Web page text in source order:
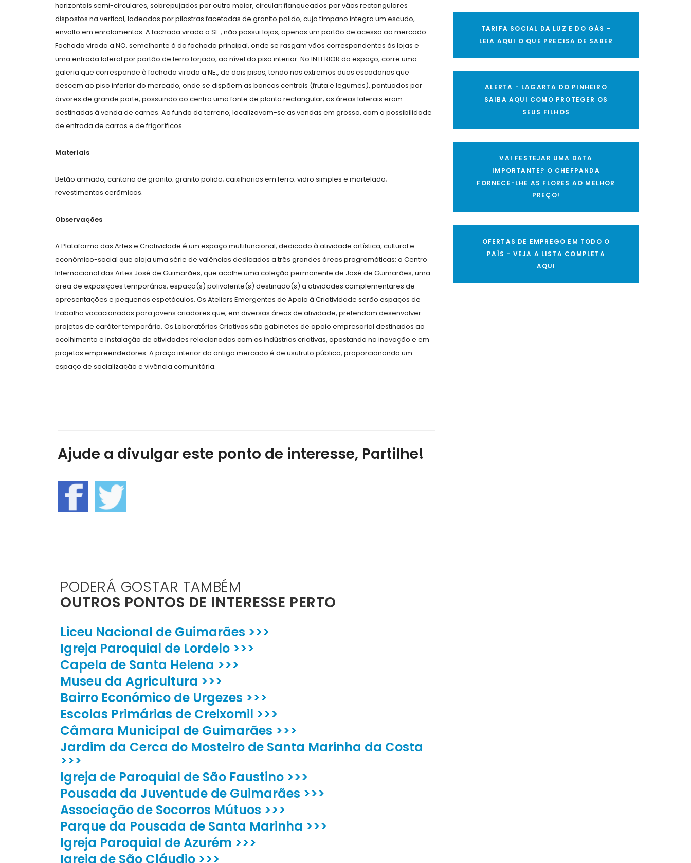
horizontais semi-circulares, sobrepujados por outra maior, circular; flanqueados por vãos rectangulares
dispostos na vertical, ladeados por pilastras facetadas de granito polido, cujo tímpano integra um escudo,
envolto em enrolamentos. A fachada virada a SE., não possui lojas, apenas um portão de acesso ao mercado.
Fachada virada a NO. semelhante à da fachada principal, onde se rasgam vãos correspondentes às lojas e
uma entrada lateral por portão de ferro forjado, ao nível do piso interior. No INTERIOR do espaço, corre uma
galeria que corresponde à fachada virada a NE., de dois pisos, tendo nos extremos duas escadarias que
descem ao piso inferior do mercado, onde se dispõem as bancas centrais (fruta e legumes), pontuados por
árvores de grande porte, possuindo ao centro uma fonte de planta rectangular; as áreas laterais eram
destinadas à venda de carnes. Ao fundo do terreno, localizavam-se as vendas em grosso, com a possibilidade
de entrada de carros e de frigoríficos.
Materiais
Betão armado, cantaria de granito; granito polido; caixilharias em ferro; vidro simples e martelado;
revestimentos cerâmicos.
Observações
A Plataforma das Artes e Criatividade é um espaço multifuncional, dedicado à atividade artística, cultural e
económico-social que aloja uma série de valências dedicados a três grandes áreas programáticas: o Centro
Internacional das Artes José de Guimarães, que acolhe uma coleção permanente de José de Guimarães, uma
área de exposições temporárias, espaço(s) polivalente(s) destinado(s) a atividades complementares de
apresentações e pequenos espetáculos. Os Ateliers Emergentes de Apoio à Criatividade serão espaços de
trabalho vocacionados para jovens criadores que, em diversas áreas de atividade, pretendam desenvolver
projetos de caráter temporário. Os Laboratórios Criativos são gabinetes de apoio empresarial destinados ao
acolhimento e instalação de atividades relacionadas com as indústrias criativas, apostando na inovação e em
projetos empreendedores. A praça interior do antigo mercado é de usufruto público, proporcionando um
espaço de socialização e vivência comunitária.
Ajude a divulgar este ponto de interesse, Partilhe!
PODERÁ GOSTAR TAMBÉM
OUTROS PONTOS DE INTERESSE PERTO
Liceu Nacional de Guimarães >>>
Igreja Paroquial de Lordelo >>>
Capela de Santa Helena >>>
Museu da Agricultura >>>
Bairro Económico de Urgezes >>>
Escolas Primárias de Creixomil >>>
Câmara Municipal de Guimarães >>>
Jardim da Cerca do Mosteiro de Santa Marinha da Costa
>>>
Igreja de Paroquial de São Faustino >>>
Pousada da Juventude de Guimarães >>>
Associação de Socorros Mútuos >>>
Parque da Pousada de Santa Marinha >>>
Igreja Paroquial de Azurém >>>
Igreja de São Cláudio >>>
TARIFA SOCIAL DA LUZ E DO GÁS -
LEIA AQUI O QUE PRECISA DE SABER
ALERTA - LAGARTA DO PINHEIRO
SAIBA AQUI COMO PROTEGER OS
SEUS FILHOS
VAI FESTEJAR UMA DATA
IMPORTANTE? O CHEFPANDA
FORNECE-LHE AS FLORES AO MELHOR
PREÇO!
OFERTAS DE EMPREGO EM TODO O
PAÍS - VEJA A LISTA COMPLETA
AQUI